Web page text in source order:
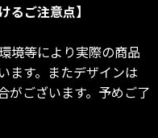
るご注意点】
境等により実際の商品
ます。またデザインは
がございます。予めご了